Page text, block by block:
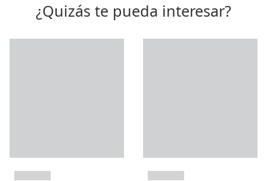
¿Quizás te pueda interesar?